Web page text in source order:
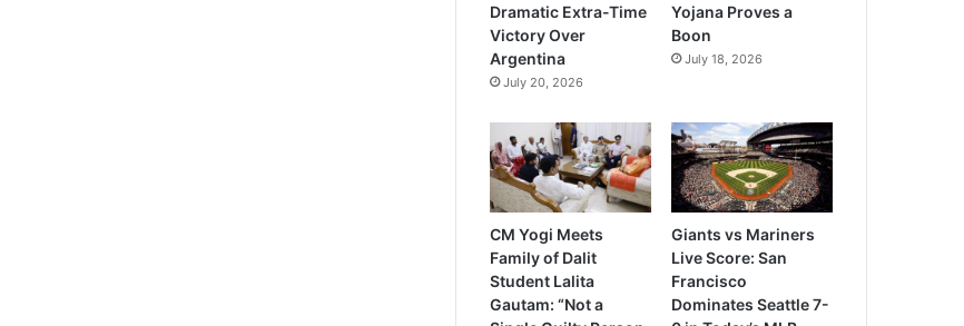
Dramatic Extra-Time
Victory Over
Argentina
July 20, 2026
Yojana Proves a
Boon
July 18, 2026
CM Yogi Meets
Family of Dalit
Student Lalita
Gautam: “Not a
Giants vs Mariners
Live Score: San
Francisco
Dominates Seattle 7-